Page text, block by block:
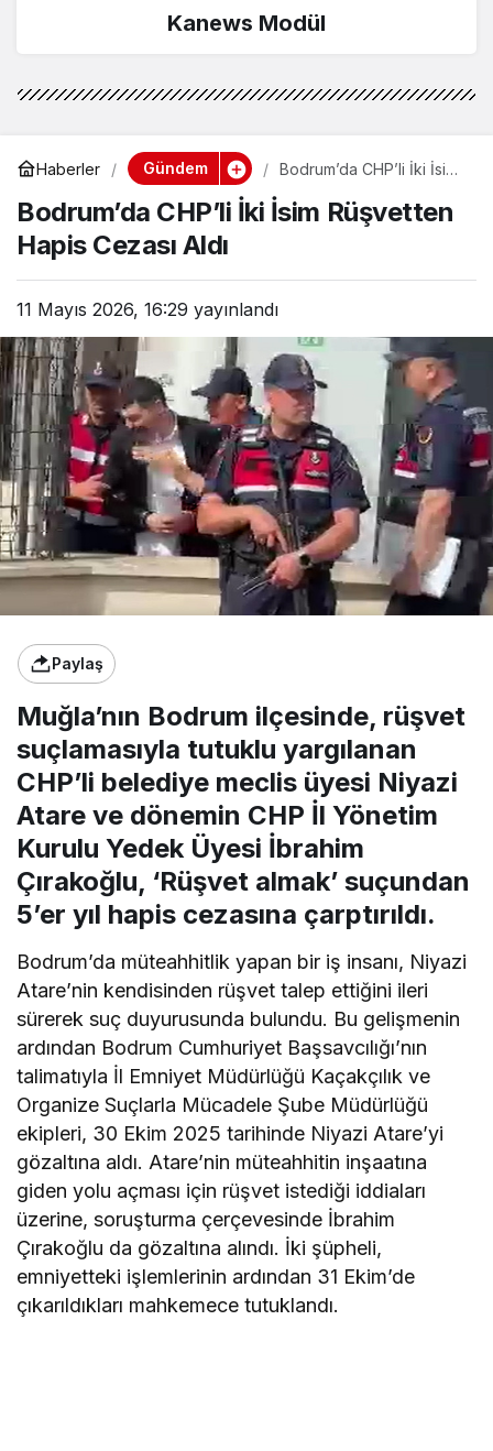
Kanews Modül
Haberler Gündem
Bodrum’da CHP’li İki İsim
Aldı
Bodrum’da CHP’li İki İsim Rüşvetten
Hapis Cezası Aldı
11 Mayıs 2026, 16:29 yayınlandı
Paylaş
Muğla’nın Bodrum ilçesinde, rüşvet
suçlamasıyla tutuklu yargılanan
CHP’li belediye meclis üyesi Niyazi
Atare ve dönemin CHP İl Yönetim
Kurulu Yedek Üyesi İbrahim
Çırakoğlu, ‘Rüşvet almak’ suçundan
5’er yıl hapis cezasına çarptırıldı.
Bodrum’da müteahhitlik yapan bir iş insanı, Niyazi
Atare’nin kendisinden rüşvet talep ettiğini ileri
sürerek suç duyurusunda bulundu. Bu gelişmenin
ardından Bodrum Cumhuriyet Başsavcılığı’nın
talimatıyla İl Emniyet Müdürlüğü Kaçakçılık ve
Organize Suçlarla Mücadele Şube Müdürlüğü
ekipleri, 30 Ekim 2025 tarihinde Niyazi Atare’yi
gözaltına aldı. Atare’nin müteahhitin inşaatına
giden yolu açması için rüşvet istediği iddiaları
üzerine, soruşturma çerçevesinde İbrahim
Çırakoğlu da gözaltına alındı. İki şüpheli,
emniyetteki işlemlerinin ardından 31 Ekim’de
çıkarıldıkları mahkemece tutuklandı.